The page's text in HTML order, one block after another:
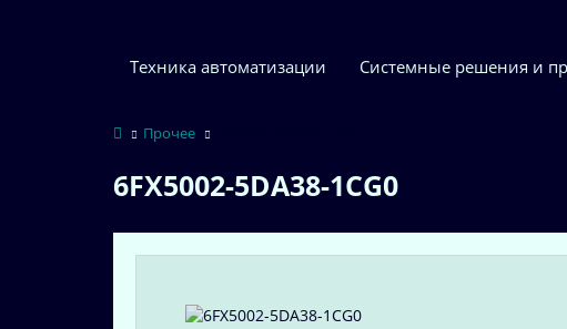
Техника автоматизации Системные решения и
Прочее
6FX5002-5DA38-1CG0